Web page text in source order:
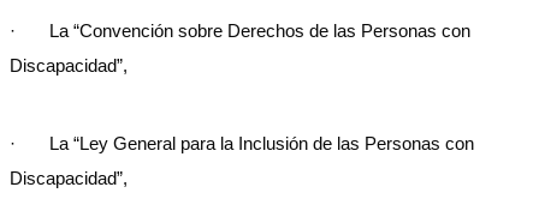
· La “Convención sobre Derechos de las Personas con
Discapacidad”,
· La “Ley General para la Inclusión de las Personas con
Discapacidad”,